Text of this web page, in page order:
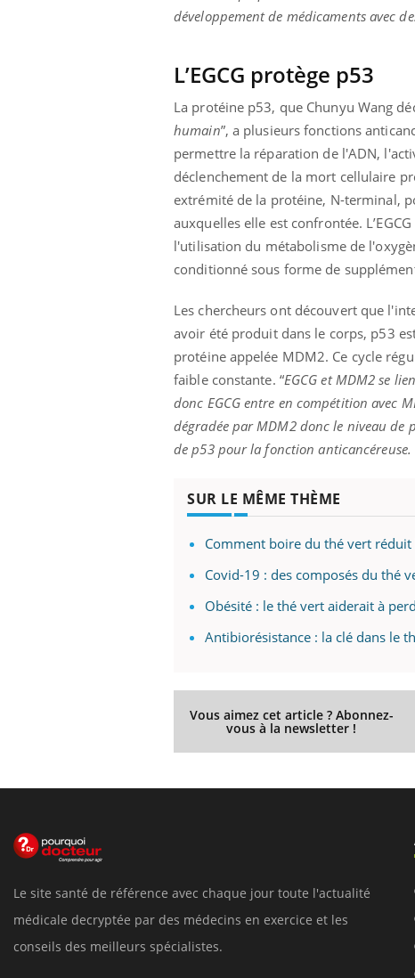
développement de médicaments avec
L’EGCG protège p53
La protéine p53, que Chunyu Wang
humain”, a plusieurs fonctions
permettre la réparation de l'ADN,
déclenchement de la mort cellulaire
extrémité de la protéine, N-terminal,
auxquelles elle est confrontée.
l'utilisation du métabolisme de
conditionné sous forme de
Les chercheurs ont découvert que
avoir été produit dans le corps, p53
protéine appelée MDM2. Ce cycle
faible constante. “EGCG et MDM2 se
donc EGCG entre en compétition avec
dégradée par MDM2 donc le niveau de
de p53 pour la fonction
SUR LE MÊME THÈME
Comment boire du thé vert réduit
Covid-19 : des composés du thé
Obésité : le thé vert aiderait à
Antibiorésistance : la clé dans le
Vous aimez cet article ? Abonnez-
vous à la newsletter !
Le site santé de référence avec chaque jour toute l'actualité
médicale decryptée par des médecins en exercice et les
conseils des meilleurs spécialistes.